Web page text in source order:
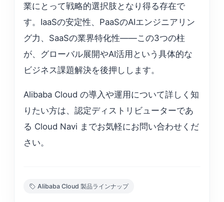
業にとって戦略的選択肢となり得る存在で
す。IaaSの安定性、PaaSのAIエンジニアリン
グ力、SaaSの業界特化性——この3つの柱
が、グローバル展開やAI活用という具体的な
ビジネス課題解決を後押しします。
Alibaba Cloud の導入や運用について詳しく知
りたい方は、認定ディストリビューターであ
る Cloud Navi までお気軽にお問い合わせくだ
さい。
Alibaba Cloud 製品ラインナップ